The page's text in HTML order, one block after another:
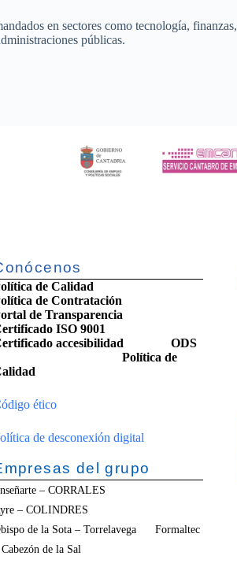
en sectores como tecnología, finanzas,
públicas.
de Calidad
de Contratación
de Transparencia
ISO 9001
accesibilidadODS
Política de
ético
de desconexión digital
del grupo
– CORRALES
– COLINDRES
de la Sota – Torrelavega Formaltec
de la Sal